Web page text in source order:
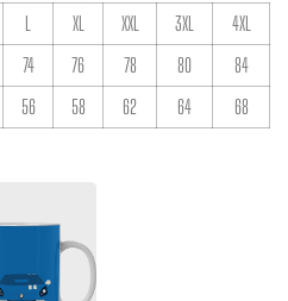
L XL XXL 3XL
4XL
74 76 78 80
84
56 58 62 64 68